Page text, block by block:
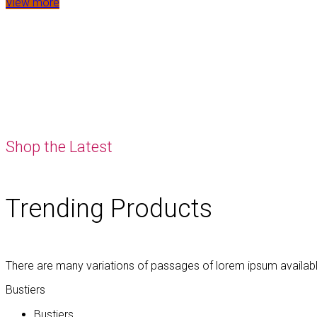
Shop the Latest
Trending Products
There are many variations of passages of lorem ipsum
Bustiers